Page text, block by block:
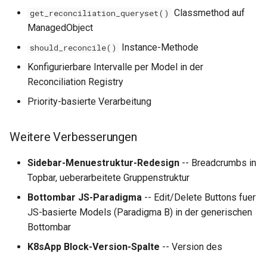
get_reconciliation_queryset()
Classmethod auf
ManagedObject
should_reconcile()
Instance-Methode
Konfigurierbare Intervalle per Model in der
Reconciliation Registry
Priority-basierte Verarbeitung
Weitere Verbesserungen
Sidebar-Menuestruktur-Redesign -- Breadcrumbs in
Topbar, ueberarbeitete Gruppenstruktur
Bottombar JS-Paradigma -- Edit/Delete Buttons fuer
JS-basierte Models (Paradigma B) in der generischen
Bottombar
K8sApp Block-Version-Spalte -- Version des